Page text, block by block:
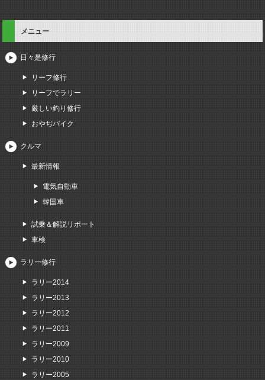
メニュー
日々是修行
リーフ修行
リーフでラリー
厳しい釣り修行
おやぢバイク
クルマ
最新情報
電気自動車
韓国車
試乗＆解説リポート
車検
ラリー修行
ラリー2014
ラリー2013
ラリー2012
ラリー2011
ラリー2009
ラリー2010
ラリー2005